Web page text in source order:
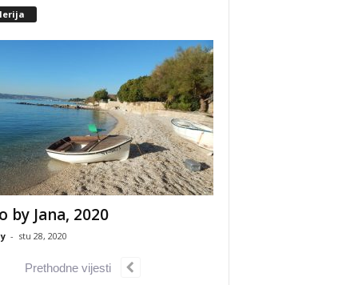
by Jana, 2020
- stu 28, 2020
Prethodne vijesti